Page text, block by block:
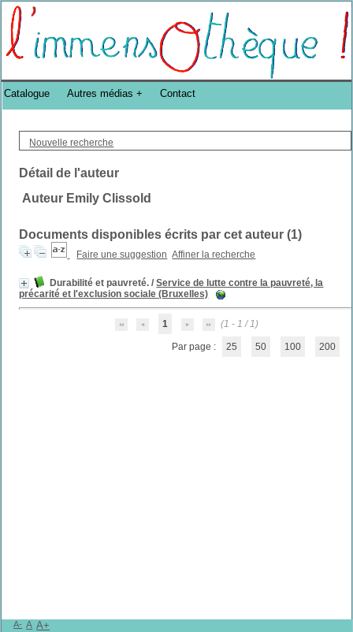
Bibliothèque DoucheFLUX Bibliotheek -->
Nouvelle recherche
Détail de l'auteur
Auteur Emily Clissold
Documents disponibles écrits par cet auteur (1)
Faire une suggestion Affiner la recherche
Durabilité et pauvreté. /Service de lutte contre la pauvreté, la
précarité et l'exclusion sociale (Bruxelles)
1 (1 - 1 / 1)
Par page : 25 50 100 200
Catalogue Autres médias Contact
A- A A+